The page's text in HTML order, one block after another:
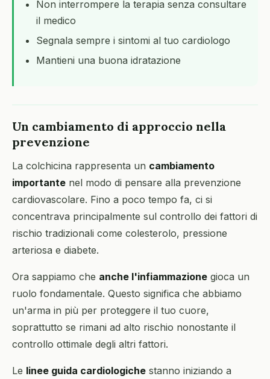
Non interrompere la terapia senza consultare
il medico
Segnala sempre i sintomi al tuo cardiologo
Mantieni una buona idratazione
Un cambiamento di approccio nella
prevenzione
La colchicina rappresenta un cambiamento
importante nel modo di pensare alla prevenzione
cardiovascolare. Fino a poco tempo fa, ci si
concentrava principalmente sul controllo dei fattori di
rischio tradizionali come colesterolo, pressione
arteriosa e diabete.
Ora sappiamo che anche l'infiammazione gioca un
ruolo fondamentale. Questo significa che abbiamo
un'arma in più per proteggere il tuo cuore,
soprattutto se rimani ad alto rischio nonostante il
controllo ottimale degli altri fattori.
Le linee guida cardiologiche stanno iniziando a